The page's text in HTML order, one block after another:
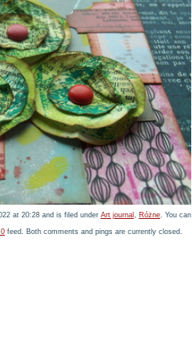
at 20:28 and is filed under Art journal , Różne. You can
feed. Both comments and pings are currently closed.